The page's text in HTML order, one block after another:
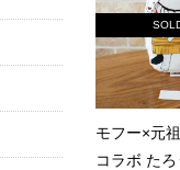
モフー×元
コラボ た